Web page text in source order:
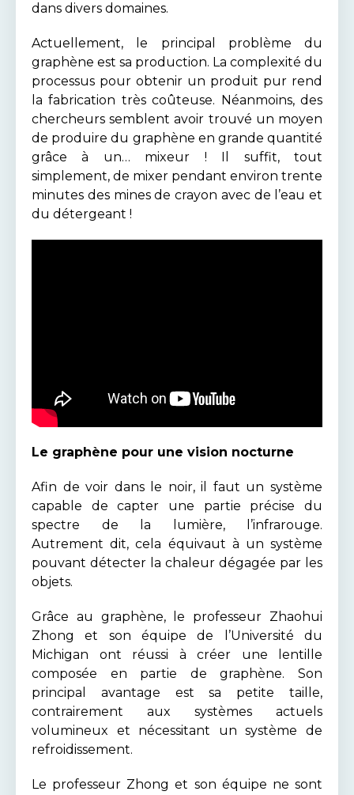
dans divers domaines.
Actuellement, le principal problème du
graphène est sa production. La complexité du
processus pour obtenir un produit pur rend
la fabrication très coûteuse. Néanmoins, des
chercheurs semblent avoir trouvé un moyen
de produire du graphène en grande quantité
grâce à un… mixeur ! Il suffit, tout
simplement, de mixer pendant environ trente
minutes des mines de crayon avec de l’eau et
du détergeant !
Le graphène pour une vision nocturne
Afin de voir dans le noir, il faut un système
capable de capter une partie précise du
spectre de la lumière, l’infrarouge.
Autrement dit, cela équivaut à un système
pouvant détecter la chaleur dégagée par les
objets.
Grâce au graphène, le professeur Zhaohui
Zhong et son équipe de l’Université du
Michigan ont réussi à créer une lentille
composée en partie de graphène. Son
principal avantage est sa petite taille,
contrairement aux systèmes actuels
volumineux et nécessitant un système de
refroidissement.
Le professeur Zhong et son équipe ne sont